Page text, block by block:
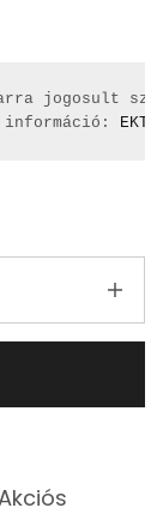
jogosult
információ:
EKT